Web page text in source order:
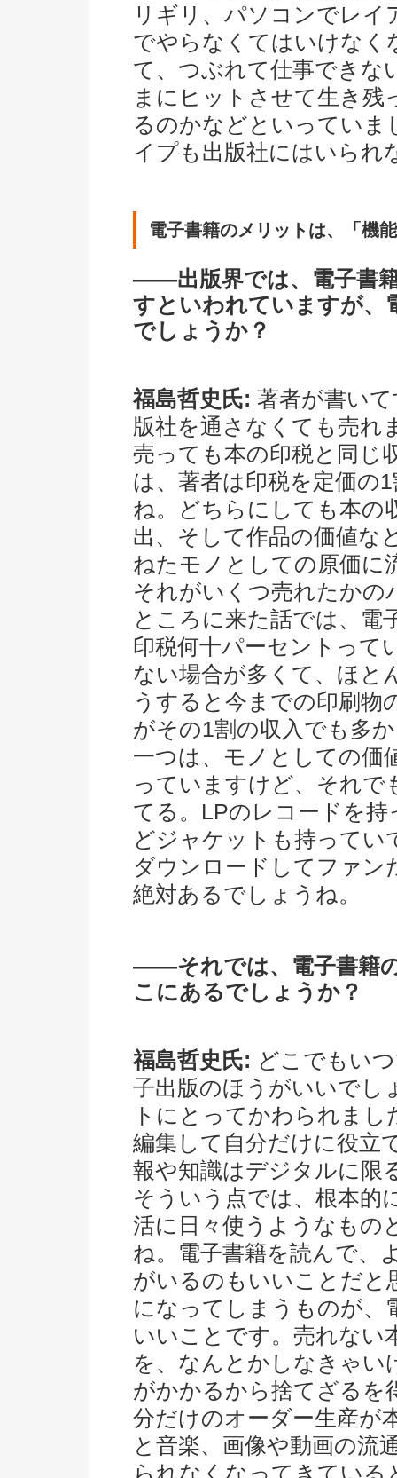
リギリ、パソコンでレ
でやらなくてはいけなく
て、つぶれて仕事できな
まにヒットさせて生き
るのかなどといっていま
イプも出版社にはいられ
電子書籍のメリットは、「機
――出版界では、電子書
すといわれていますが、
でしょうか？
福島哲史氏: 著者が書い
版社を通さなくても売れ
売っても本の印税と同じ
は、著者は印税を定価の
ね。どちらにしても本の
出、そして作品の価値な
ねたモノとしての原価に
それがいくつ売れたかの
ところに来た話では、電
印税何十パーセントって
ない場合が多くて、ほと
うすると今までの印刷物
がその1割の収入でも多
一つは、モノとしての価
っていますけど、それで
てる。LPのレコードを
どジャケットも持って
ダウンロードしてファン
絶対あるでしょうね。
――それでは、電子書籍
こにあるでしょうか？
福島哲史氏: どこでもい
子出版のほうがいいでし
トにとってかわられま
編集して自分だけに役立
報や知識はデジタルに限
そういう点では、根本的
活に日々使うようなもの
ね。電子書籍を読んで、
がいるのもいいことだと
になってしまうものが、
いいことです。売れない
を、なんとかしなきゃい
がかかるから捨てざるを
分だけのオーダー生産が
と音楽、画像や動画の流
られなくなってきてい